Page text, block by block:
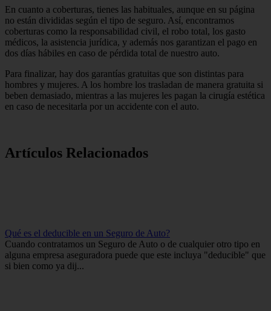
En cuanto a coberturas, tienes las habituales, aunque en su página
no están divididas según el tipo de seguro. Así, encontramos
coberturas como la responsabilidad civil, el robo total, los gasto
médicos, la asistencia jurídica, y además nos garantizan el pago en
dos días hábiles en caso de pérdida total de nuestro auto.
Para finalizar, hay dos garantías gratuitas que son distintas para
hombres y mujeres. A los hombre los trasladan de manera gratuita si
beben demasiado, mientras a las mujeres les pagan la cirugía estética
en caso de necesitarla por un accidente con el auto.
Artículos Relacionados
Qué es el deducible en un Seguro de Auto?
Cuando contratamos un Seguro de Auto o de cualquier otro tipo en
alguna empresa aseguradora puede que este incluya "deducible" que
si bien como ya dij...